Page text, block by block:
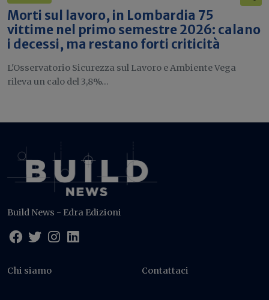
Morti sul lavoro, in Lombardia 75
vittime nel primo semestre 2026: calano
i decessi, ma restano forti criticità
L'Osservatorio Sicurezza sul Lavoro e Ambiente Vega
rileva un calo del 3,8%...
Build News - Edra Edizioni
Chi siamo Contattaci